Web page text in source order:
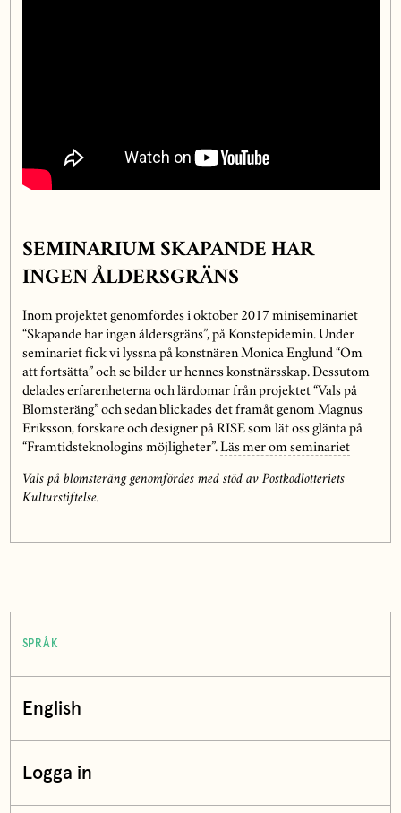
SEMINARIUM SKAPANDE HAR
INGEN ÅLDERSGRÄNS
Inom projektet genomfördes i oktober 2017 miniseminariet
“Skapande har ingen åldersgräns”, på Konstepidemin. Under
seminariet fick vi lyssna på konstnären Monica Englund “Om
att fortsätta” och se bilder ur hennes konstnärsskap. Dessutom
delades erfarenheterna och lärdomar från projektet “Vals på
Blomsteräng” och sedan blickades det framåt genom Magnus
Eriksson, forskare och designer på RISE som lät oss glänta på
“Framtidsteknologins möjligheter”. Läs mer om seminariet
Vals på blomsteräng genomfördes med stöd av Postkodlotteriets
Kulturstiftelse.
SPRÅK
English
Logga in